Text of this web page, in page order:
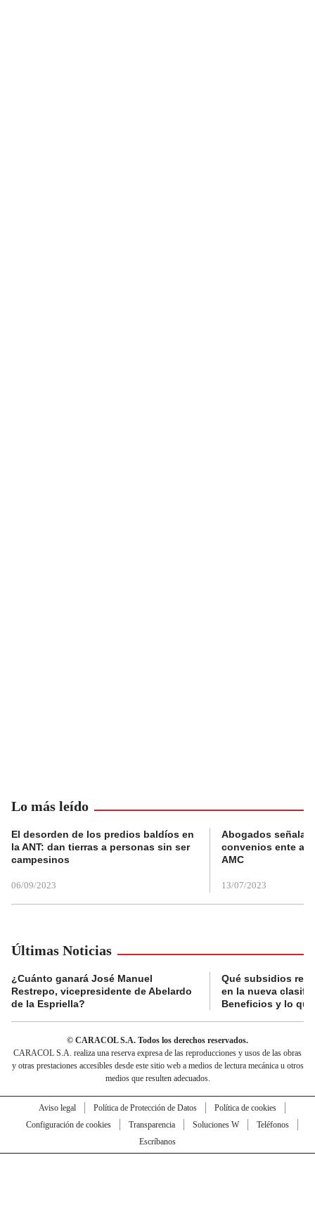
Lo más leído
El desorden de los predios baldíos en
la ANT: dan tierras a personas sin ser
campesinos
06/09/2023
Abogados
convenios ente
AMC
13/07/2023
Últimas Noticias
¿Cuánto ganará José Manuel
Restrepo, vicepresidente de Abelardo
de la Espriella?
Qué subsidios
en la nueva
Beneficios y lo
© CARACOL S.A. Todos los derechos reservados.
CARACOL S.A. realiza una reserva expresa de las reproducciones y usos de las obras
y otras prestaciones accesibles desde este sitio web a medios de lectura mecánica u otros
medios que resulten adecuados.
Aviso legal Política de Protección de Datos
Política de cookies
Configuración de cookies
Transparencia Soluciones W
Teléfonos
Escríbanos